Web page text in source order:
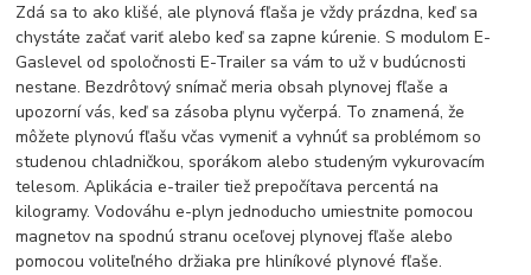
Zdá sa to ako klišé, ale plynová fľaša je vždy prázdna, keď sa
chystáte začať variť alebo keď sa zapne kúrenie. S modulom E-
Gaslevel od spoločnosti E-Trailer sa vám to už v budúcnosti
nestane. Bezdrôtový snímač meria obsah plynovej fľaše a
upozorní vás, keď sa zásoba plynu vyčerpá. To znamená, že
môžete plynovú fľašu včas vymeniť a vyhnúť sa problémom so
studenou chladničkou, sporákom alebo studeným vykurovacím
telesom. Aplikácia e-trailer tiež prepočítava percentá na
kilogramy. Vodováhu e-plyn jednoducho umiestnite pomocou
magnetov na spodnú stranu oceľovej plynovej fľaše alebo
pomocou voliteľného držiaka pre hliníkové plynové fľaše.